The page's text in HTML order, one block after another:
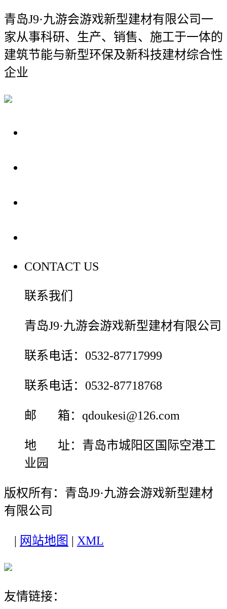
青岛J9·九游会游戏新型建材有限公司一
家从事科研、生产、销售、施工于一体的
建筑节能与新型环保及新科技建材综合性
企业
CONTACT US
联系我们
青岛J9·九游会游戏新型建材有限公司
联系电话：0532-87717999
联系电话：0532-87718768
邮 箱：qdoukesi@126.com
地 址：青岛市城阳区国际空港工
业园
版权所有：青岛J9·九游会游戏新型建材
有限公司
网站地图 XML
友情链接：